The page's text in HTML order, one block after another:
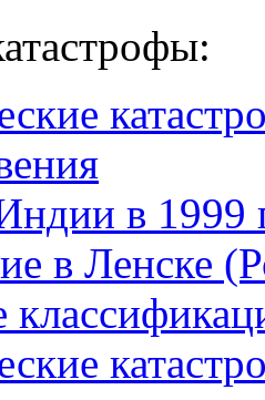
в 1999
в Ленске